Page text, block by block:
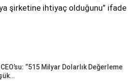
şirketine ihtiyaç olduğunu” ifade
“515 Milyar Dolarlık Değerleme